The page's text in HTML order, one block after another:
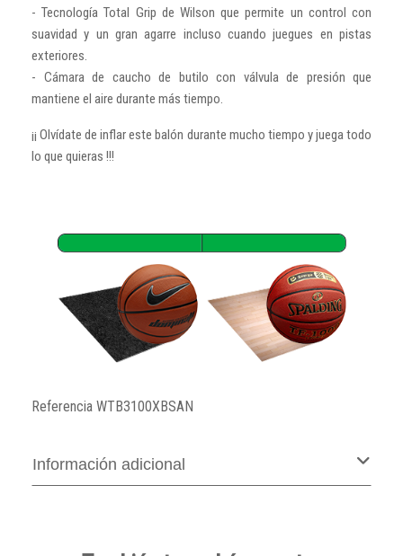
- Tecnología Total Grip de Wilson que permite un control con
suavidad y un gran agarre incluso cuando juegues en pistas
exteriores.
- Cámara de caucho de butilo con válvula de presión que
mantiene el aire durante más tiempo.
¡¡ Olvídate de inflar este balón durante mucho tiempo y juega todo
lo que quieras !!!
Referencia WTB3100XBSAN
Información adicional